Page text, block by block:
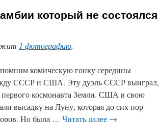
который не состоялся
1 фотографию.
комическую гонку середины
СССР и США. Эту дуэль СССР выиграл,
первого космонавта Земли. США в свою
высадку на Луну, которая до сих пор
Но была … Читать далее →